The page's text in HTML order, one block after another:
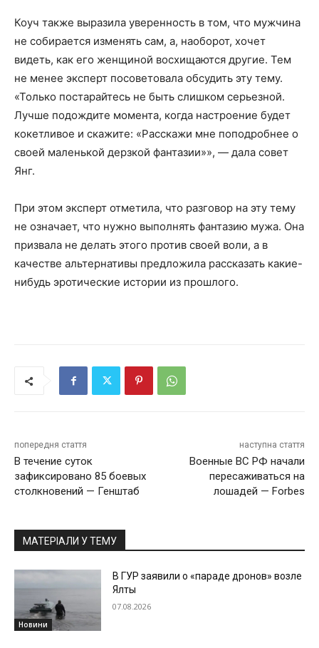
Коуч также выразила уверенность в том, что мужчина
не собирается изменять сам, а, наоборот, хочет
видеть, как его женщиной восхищаются другие. Тем
не менее эксперт посоветовала обсудить эту тему.
«Только постарайтесь не быть слишком серьезной.
Лучше подождите момента, когда настроение будет
кокетливое и скажите: «Расскажи мне поподробнее о
своей маленькой дерзкой фантазии»», — дала совет
Янг.
При этом эксперт отметила, что разговор на эту тему
не означает, что нужно выполнять фантазию мужа. Она
призвала не делать этого против своей воли, а в
качестве альтернативы предложила рассказать какие-
нибудь эротические истории из прошлого.
попередня стаття
В течение суток
зафиксировано 85 боевых
столкновений — Генштаб
наступна стаття
Военные ВС РФ начали
пересаживаться на
лошадей — Forbes
МАТЕРІАЛИ У ТЕМУ
Новини
В ГУР заявили о «параде дронов» возле
Ялты
07.08.2026